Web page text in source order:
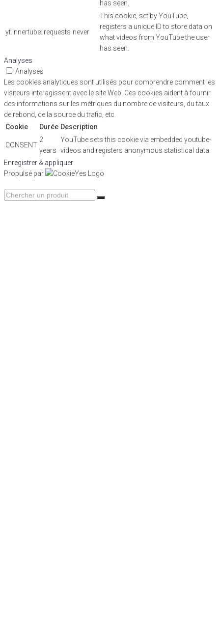
has seen.
yt.innertube::requests never
This cookie, set by YouTube,
registers a unique ID to store data on
what videos from YouTube the user
has seen.
Analyses
Analyses
Les cookies analytiques sont utilisés pour comprendre comment les
visiteurs interagissent avec le site Web. Ces cookies aident à fournir
des informations sur les métriques du nombre de visiteurs, du taux
de rebond, de la source du trafic, etc.
Cookie
Durée Description
CONSENT
2
years
YouTube sets this cookie via embedded youtube-
videos and registers anonymous statistical data.
Enregistrer & appliquer
Propulsé par